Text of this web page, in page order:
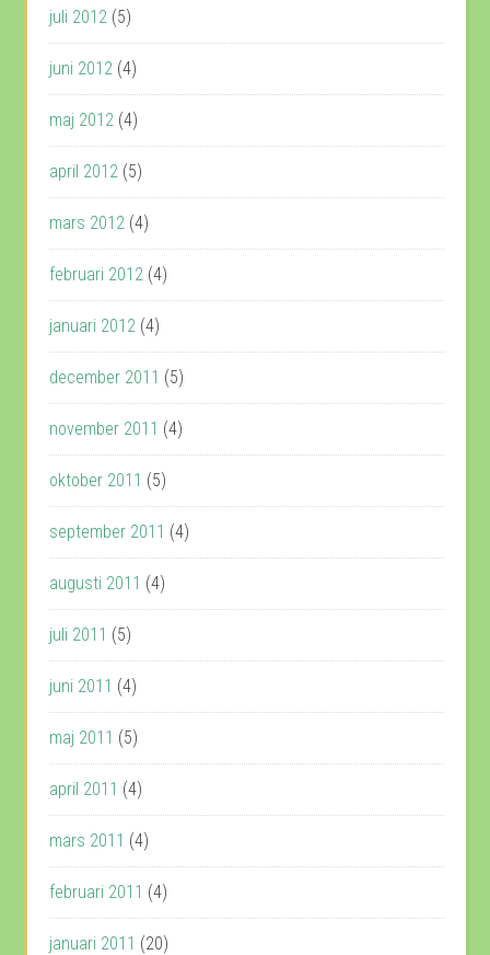
juli 2012 (5)
juni 2012 (4)
maj 2012 (4)
april 2012 (5)
mars 2012 (4)
februari 2012 (4)
januari 2012 (4)
december 2011 (5)
november 2011 (4)
oktober 2011 (5)
september 2011 (4)
augusti 2011 (4)
juli 2011 (5)
juni 2011 (4)
maj 2011 (5)
april 2011 (4)
mars 2011 (4)
februari 2011 (4)
januari 2011 (20)